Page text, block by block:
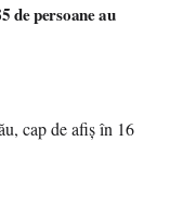
de persoane au